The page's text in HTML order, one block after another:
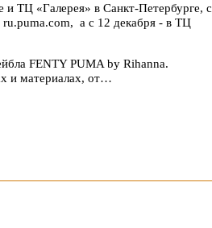
ТЦ «Галерея» в Санкт-Петербурге, с
ru.puma.com, а с 12 декабря - в ТЦ
FENTY PUMA by Rihanna.
и материалах, от…